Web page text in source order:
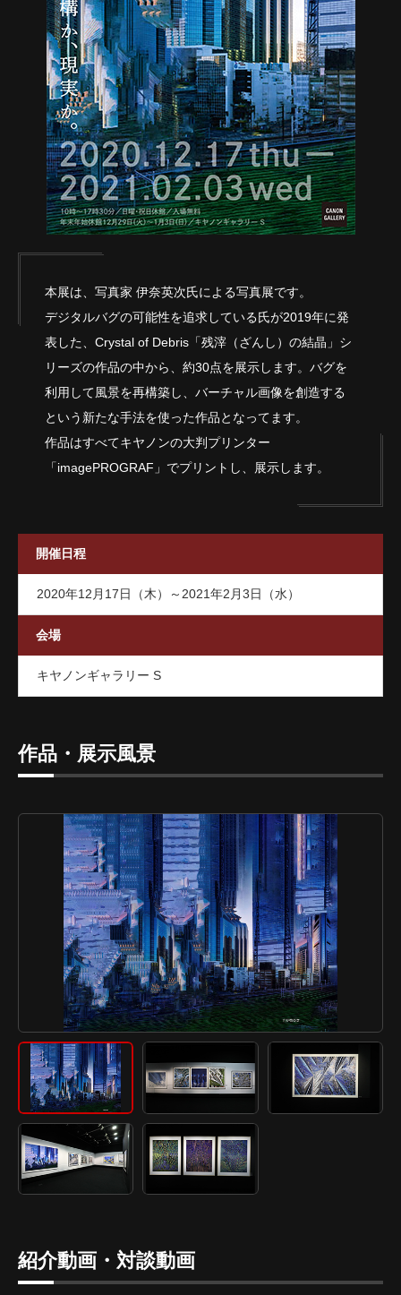
本展は、写真家 伊奈英次氏による写真展です。
デジタルバグの可能性を追求している氏が2019年に発
表した、Crystal of Debris「残滓（ざんし）の結晶」シ
リーズの作品の中から、約30点を展示します。バグを
利用して風景を再構築し、バーチャル画像を創造する
という新たな手法を使った作品となってます。
作品はすべてキヤノンの大判プリンター
「imagePROGRAF」でプリントし、展示します。
開催日程
会場
2020年12月17日（木）～2021年2月3日（水）
キヤノンギャラリー S
作品・展示風景
紹介動画・対談動画